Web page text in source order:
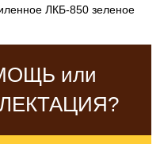
ЛКБ-850 зеленое
или